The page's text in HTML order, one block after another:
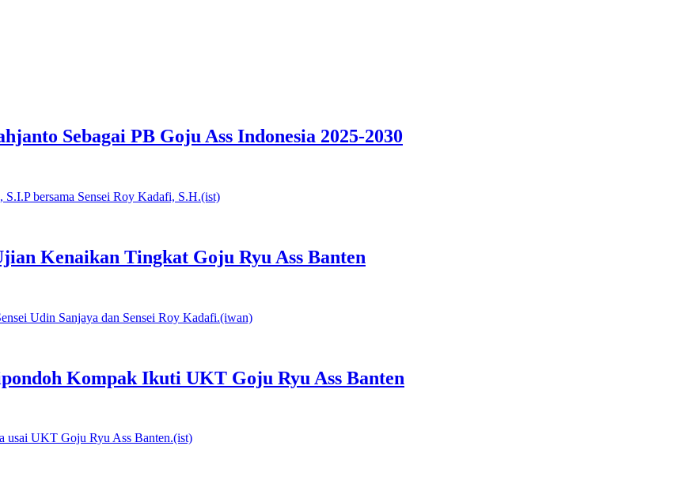
Sebagai PB Goju Ass Indonesia 2025-2030
Kenaikan Tingkat Goju Ryu Ass Banten
Kompak Ikuti UKT Goju Ryu Ass Banten